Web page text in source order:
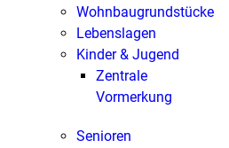
Wohnbaugrundstücke
Lebenslagen
Kinder & Jugend
Zentrale
Vormerkung
Senioren